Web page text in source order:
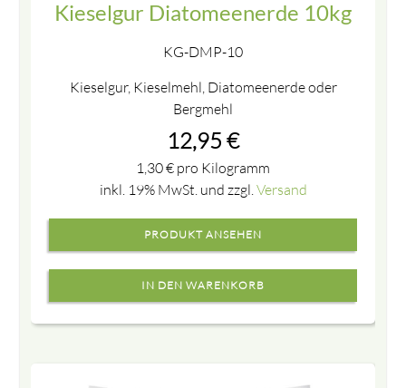
Kieselgur Diatomeenerde 10kg
KG-DMP-10
Kieselgur, Kieselmehl, Diatomeenerde oder
Bergmehl
12,95 €
1,30€ pro Kilogramm
inkl. 19% MwSt. und zzgl.Versand
PRODUKT ANSEHEN